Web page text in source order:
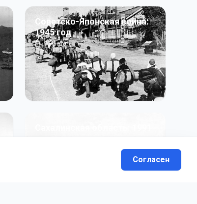
Советско-Японская война:
1945 год
50фото
- н.в.
Согласен